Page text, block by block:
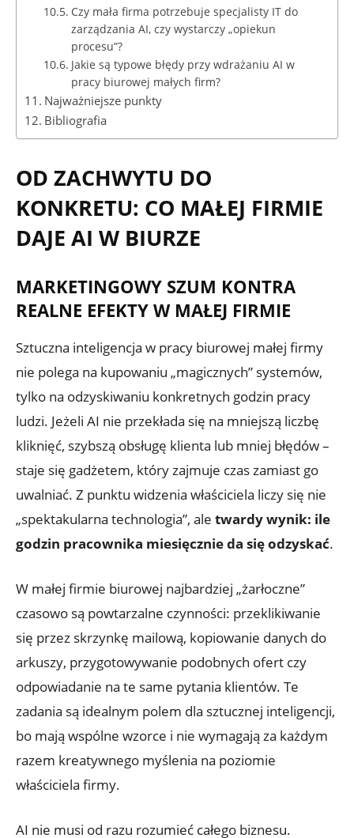
Czy mała firma potrzebuje specjalisty IT do
zarządzania AI, czy wystarczy „opiekun
procesu”?
Jakie są typowe błędy przy wdrażaniu AI w
pracy biurowej małych firm?
Najważniejsze punkty
Bibliografia
OD ZACHWYTU DO
KONKRETU: CO MAŁEJ FIRMIE
DAJE AI W BIURZE
MARKETINGOWY SZUM KONTRA
REALNE EFEKTY W MAŁEJ FIRMIE
Sztuczna inteligencja w pracy biurowej małej firmy
nie polega na kupowaniu „magicznych” systemów,
tylko na odzyskiwaniu konkretnych godzin pracy
ludzi. Jeżeli AI nie przekłada się na mniejszą liczbę
kliknięć, szybszą obsługę klienta lub mniej błędów –
staje się gadżetem, który zajmuje czas zamiast go
uwalniać. Z punktu widzenia właściciela liczy się nie
„spektakularna technologia”, ale twardy wynik: ile
godzin pracownika miesięcznie da się odzyskać.
W małej firmie biurowej najbardziej „żarłoczne”
czasowo są powtarzalne czynności: przeklikiwanie
się przez skrzynkę mailową, kopiowanie danych do
arkuszy, przygotowywanie podobnych ofert czy
odpowiadanie na te same pytania klientów. Te
zadania są idealnym polem dla sztucznej inteligencji,
bo mają wspólne wzorce i nie wymagają za każdym
razem kreatywnego myślenia na poziomie
właściciela firmy.
AI nie musi od razu rozumieć całego biznesu.